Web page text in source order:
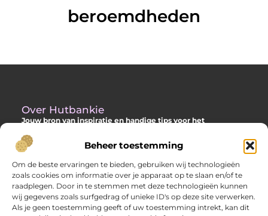
Beheer toestemming
Om de beste ervaringen te bieden, gebruiken wij technologieën
zoals cookies om informatie over je apparaat op te slaan en/of te
raadplegen. Door in te stemmen met deze technologieën kunnen
wij gegevens zoals surfgedrag of unieke ID's op deze site verwerken.
Als je geen toestemming geeft of uw toestemming intrekt, kan dit
beroemdheden
Over Hutbankie
Jouw bron van inspiratie en handige tips voor het
Ontdek een ruime collectie blogs en artikelen die je helpen om
het meeste uit je buitenruimte te halen, met praktische
adviezen en verrassende ideeën voor je tuin, veranda of andere
buitenplekken.
Bericht categorie